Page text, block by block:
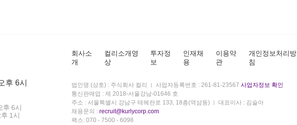
후 6시
후 6시
1시
회사소
개
컬리소개영
상
투자정
보
인재채
용
이용약
관
개인정보처리방
침
법인명 (상호) : 주식회사 컬리 사업자등록번호 : 261-81-23567 사업자정보 확인
통신판매업 : 제 2018-서울강남-01646 호
주소 : 서울특별시 강남구 테헤란로 133, 18층(역삼동)
대표이사 : 김슬아
채용문의 : recruit@kurlycorp.com
팩스: 070 - 7500 - 6098